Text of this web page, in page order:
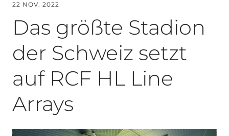
22 NOV. 2022
Das größte Stadion
der Schweiz setzt
auf RCF HL Line
Arrays